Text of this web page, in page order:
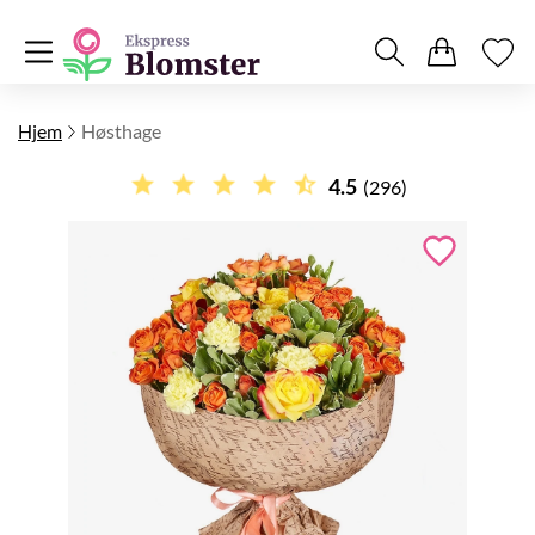
Hjem Høsthage
4.5 (296)